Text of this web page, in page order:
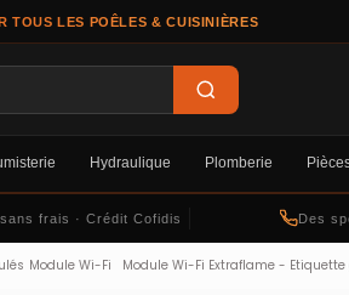
TOUS LES POÊLES & CUISINIÈRES
Hydraulique Plomberie
frais · Crédit Cofidis Des
Module Wi-Fi Module Wi-Fi Extraflame - Etiquette